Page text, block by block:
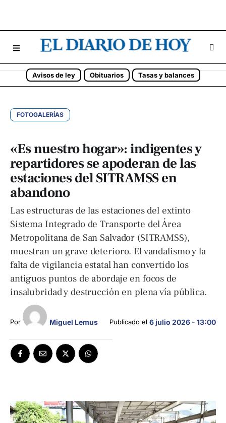
Avisos de ley Obituarios Tasas y balances
FOTOGALERÍAS
«Es nuestro hogar»: indigentes y
repartidores se apoderan de las
estaciones del SITRAMSS en
abandono
Las estructuras de las estaciones del extinto
Sistema Integrado de Transporte del Área
Metropolitana de San Salvador (SITRAMSS),
muestran un grave deterioro. El vandalismo y la
falta de vigilancia estatal han convertido los
antiguos puntos de abordaje en focos de
insalubridad y destrucción en plena vía pública.
Por Miguel Lemus Publicado el 6 julio 2026 - 13:00